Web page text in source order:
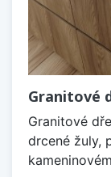
Granitové
Granitové
drcené žuly,